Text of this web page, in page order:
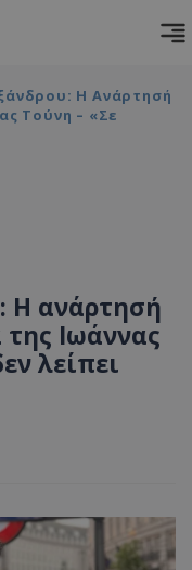
Η Ανάρτησή
Τούνη – «Σε
Η ανάρτησή
Ιωάννας
λείπει